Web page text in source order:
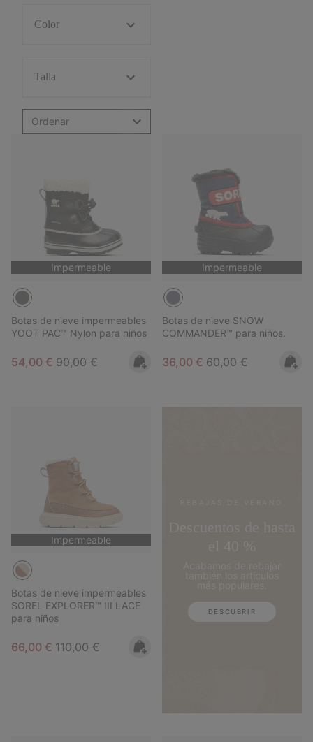
Color
Talla
Ordenar
Impermeable
Botas de nieve impermeables
YOOT PAC™ Nylon para niños
Sale price:
54,00 € Regular price:
90,00 €
Impermeable
Botas de nieve SNOW
COMMANDER™ para niños.
Sale price:
36,00 € Regular price:
60,00 €
Impermeable
Botas de nieve impermeables
SOREL EXPLORER™ III LACE
para niños
Sale price:
66,00 € Regular price:
110,00 €
DESCUBRIR